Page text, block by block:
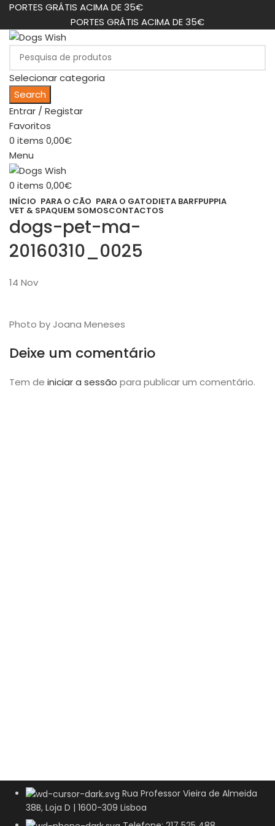
PORTES GRÁTIS ACIMA DE 35€
PORTES GRÁTIS ACIMA DE 35€
Selecionar categoria
Search
Entrar / Registar
Favoritos
0 items 0,00€
Menu
0 items 0,00€
INÍCIO PARA O CÃO PARA O GATODIETA BARFPUPPIA
VET & SPAQUEM SOMOSCONTACTOS
dogs-pet-ma-
20160310_0025
14 Nov
Photo by Joana Meneses
Deixe um comentário
Tem de iniciar a sessão para publicar um comentário.
Rua Professor Vieira de Almeida
38B, Loja D | 1600-309 Lisboa